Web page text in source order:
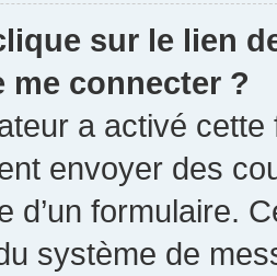
sur le lien
me connecter ?
a activé
envoyer des
d’un formulaire.
système de